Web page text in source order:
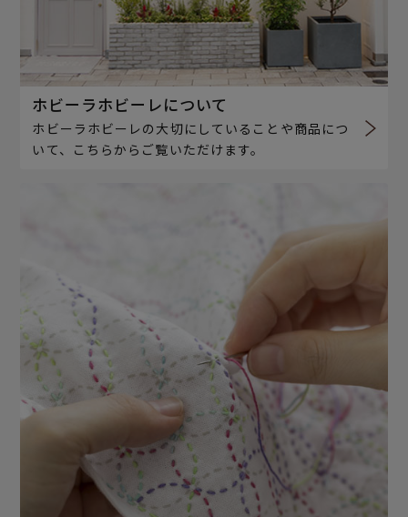
ホビーラホビーレについて
ホビーラホビーレの大切にしていることや商品につ
いて、こちらからご覧いただけます。